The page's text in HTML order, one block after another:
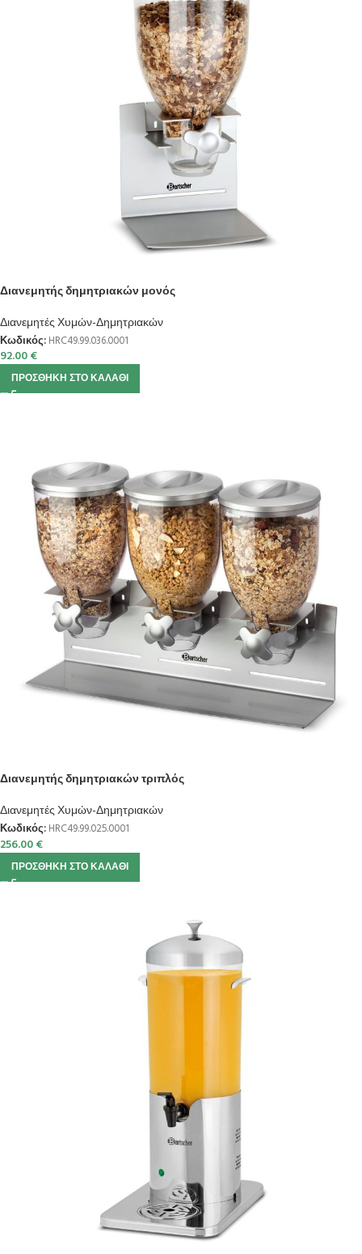
Διανεμητής δημητριακών μονός
Διανεμητές Χυμών-Δημητριακών
Κωδικός: HRC49.99.036.0001
92.00€
ΠΡΟΣΘΉΚΗ ΣΤΟ ΚΑΛΆΘΙ
Διανεμητής δημητριακών τριπλός
Διανεμητές Χυμών-Δημητριακών
Κωδικός: HRC49.99.025.0001
256.00€
ΠΡΟΣΘΉΚΗ ΣΤΟ ΚΑΛΆΘΙ